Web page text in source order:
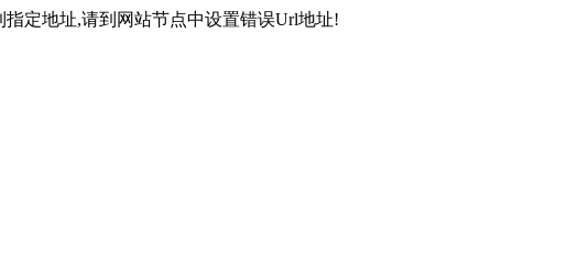
定地址,请到网站节点中设置错误Url地址!